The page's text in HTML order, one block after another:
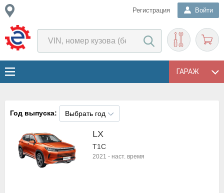
Регистрация Войти
ГАРАЖ
Год выпуска: Выбрать год
LX
T1C
2021 - наст. время